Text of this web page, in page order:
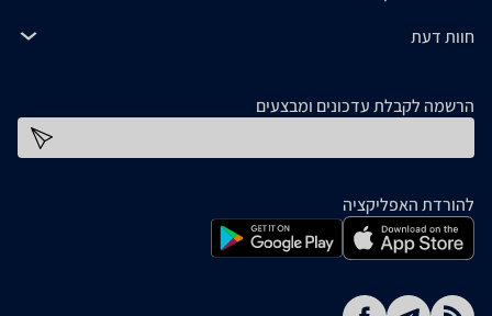
חוות דעת
הרשמה לקבלת עדכונים ומבצעים
להורדת האפליקציה